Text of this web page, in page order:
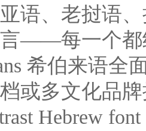
语、老挝语
——每一个都
希伯来语全
或多文化品
Hebrew